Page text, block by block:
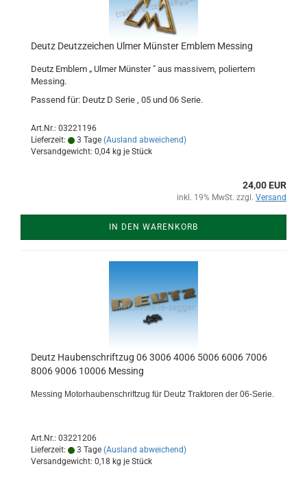
Deutz Deutzzeichen Ulmer Münster Emblem Messing
Deutz Emblem „ Ulmer Münster " aus massivem, poliertem
Messing.
Passend für: Deutz D Serie , 05 und 06 Serie.
Art.Nr.: 03221196
Lieferzeit:
3 Tage (Ausland abweichend)
Versandgewicht: 0,04 kg je Stück
24,00 EUR
inkl. 19% MwSt. zzgl. Versand
IN DEN WARENKORB
Deutz Haubenschriftzug 06 3006 4006 5006 6006 7006
8006 9006 10006 Messing
Messing Motorhaubenschriftzug für Deutz Traktoren der 06-Serie.
Art.Nr.: 03221206
Lieferzeit:
3 Tage (Ausland abweichend)
Versandgewicht: 0,18 kg je Stück